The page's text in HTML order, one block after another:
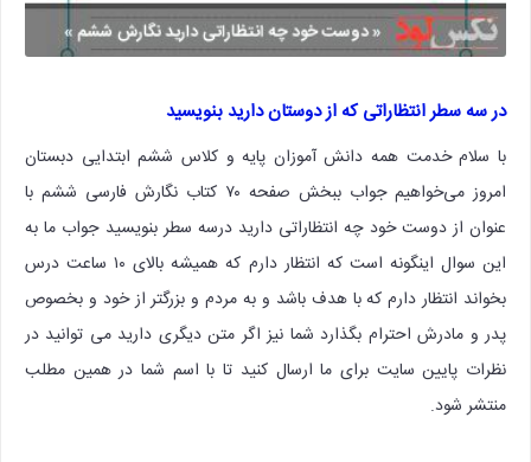
در سه سطر انتظاراتی که از دوستان دارید بنویسید
با سلام خدمت همه دانش آموزان پایه و کلاس ششم ابتدایی دبستان
امروز می‌خواهیم جواب ببخش صفحه ۷۰ کتاب نگارش فارسی ششم با
عنوان از دوست خود چه انتظاراتی دارید درسه سطر بنویسید جواب ما به
این سوال اینگونه است که انتظار دارم که همیشه بالای ۱۰ ساعت درس
بخواند انتظار دارم که با هدف باشد و به مردم و بزرگتر از خود و بخصوص
پدر و مادرش احترام بگذارد شما نیز اگر متن دیگری دارید می توانید در
نظرات پایین سایت برای ما ارسال کنید تا با اسم شما در همین مطلب
منتشر شود.